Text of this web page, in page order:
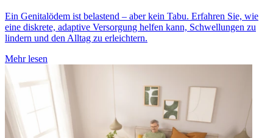
Ein Genitalödem ist belastend – aber kein Tabu. Erfahren Sie, wie
eine diskrete, adaptive Versorgung helfen kann, Schwellungen zu
lindern und den Alltag zu erleichtern.
Mehr lesen